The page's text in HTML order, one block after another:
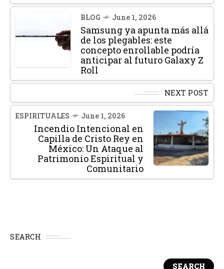
BLOG June 1, 2026
Samsung ya apunta más allá
de los plegables: este
concepto enrollable podría
anticipar al futuro Galaxy Z
Roll
NEXT POST
ESPIRITUALES June 1, 2026
Incendio Intencional en
Capilla de Cristo Rey en
México: Un Ataque al
Patrimonio Espiritual y
Comunitario
SEARCH
SEARCH